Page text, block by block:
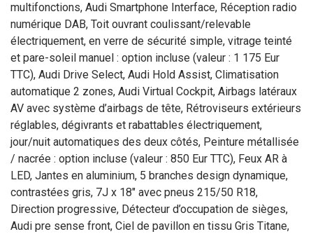
multifonctions, Audi Smartphone Interface, Réception radio
numérique DAB, Toit ouvrant coulissant/relevable
électriquement, en verre de sécurité simple, vitrage teinté
et pare-soleil manuel : option incluse (valeur : 1 175 Eur
TTC), Audi Drive Select, Audi Hold Assist, Climatisation
automatique 2 zones, Audi Virtual Cockpit, Airbags latéraux
AV avec système d’airbags de tête, Rétroviseurs extérieurs
réglables, dégivrants et rabattables électriquement,
jour/nuit automatiques des deux côtés, Peinture métallisée
/ nacrée : option incluse (valeur : 850 Eur TTC), Feux AR à
LED, Jantes en aluminium, 5 branches design dynamique,
contrastées gris, 7J x 18" avec pneus 215/50 R18,
Direction progressive, Détecteur d’occupation de sièges,
Audi pre sense front, Ciel de pavillon en tissu Gris Titane,